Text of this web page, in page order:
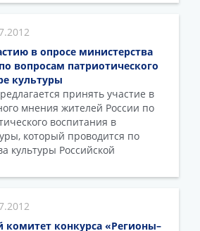
в опросе министерства
вопросам патриотического
культуры
принять участие в
мнения жителей России по
воспитания в
который проводится по
культуры Российской
конкурса «Регионы–